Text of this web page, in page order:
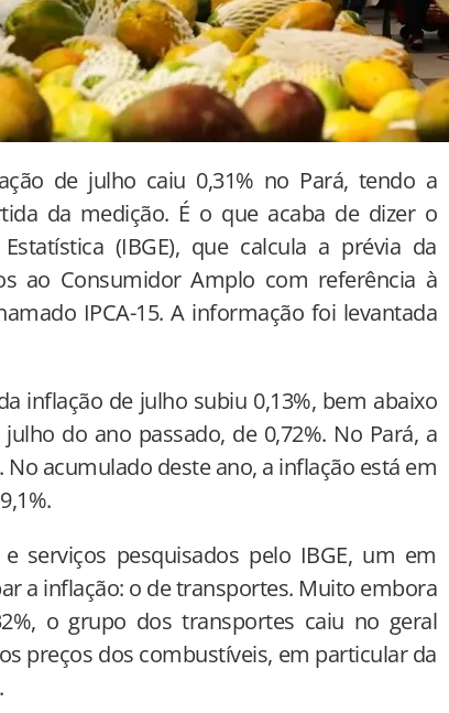
de julho caiu 0,31% no Pará, tendo a
da medição. É o que acaba de dizer o
(IBGE), que calcula a prévia da
ao Consumidor Amplo com referência à
IPCA-15. A informação foi levantada
inflação de julho subiu 0,13%, bem abaixo
do ano passado, de 0,72%. No Pará, a
acumulado deste ano, a inflação está em
serviços pesquisados pelo IBGE, um em
a inflação: o de transportes. Muito embora
o grupo dos transportes caiu no geral
preços dos combustíveis, em particular da